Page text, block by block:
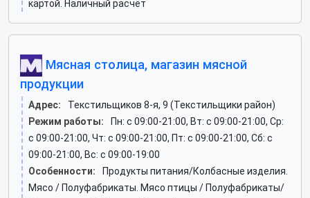
картой. Наличный расчёт
Мясная столица, магазин мясной
продукции
Адрес:
Текстильщиков 8-я, 9 (Текстильщики район)
Режим работы:
Пн: c 09:00-21:00, Вт: c 09:00-21:00, Ср:
c 09:00-21:00, Чт: c 09:00-21:00, Пт: c 09:00-21:00, Сб: c
09:00-21:00, Вс: c 09:00-19:00
Особенности:
Продукты питания/Колбасные изделия.
Мясо / Полуфабрикаты. Мясо птицы / Полуфабрикаты/